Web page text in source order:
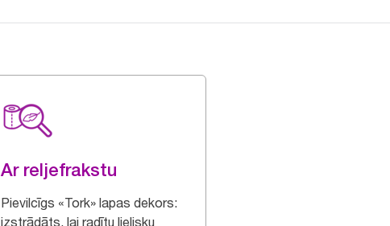
Ar reljefrakstu
Pievilcīgs «Tork» lapas dekors:
izstrādāts, lai radītu lielisku